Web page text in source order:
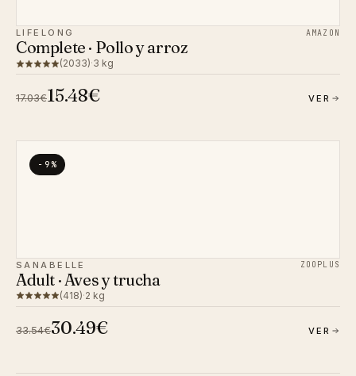
LIFELONG AMAZON
Complete · Pollo y arroz
(2033)·3 kg
17.03€15.48€ VER
−9%
SANABELLE ZOOPLUS
Adult · Aves y trucha
(418)·2 kg
33.54€30.49€ VER